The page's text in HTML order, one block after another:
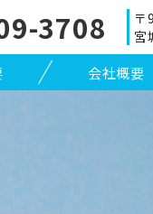
3708
〒
宮
会社概要